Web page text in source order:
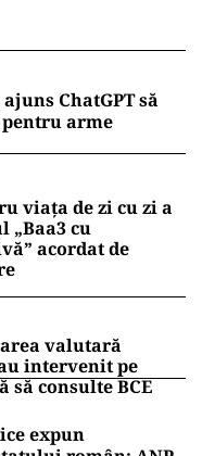
ChatGPT să
arme
viața de zi cu zi a
cu
acordat de
valutară
intervenit pe
consulte BCE
expun